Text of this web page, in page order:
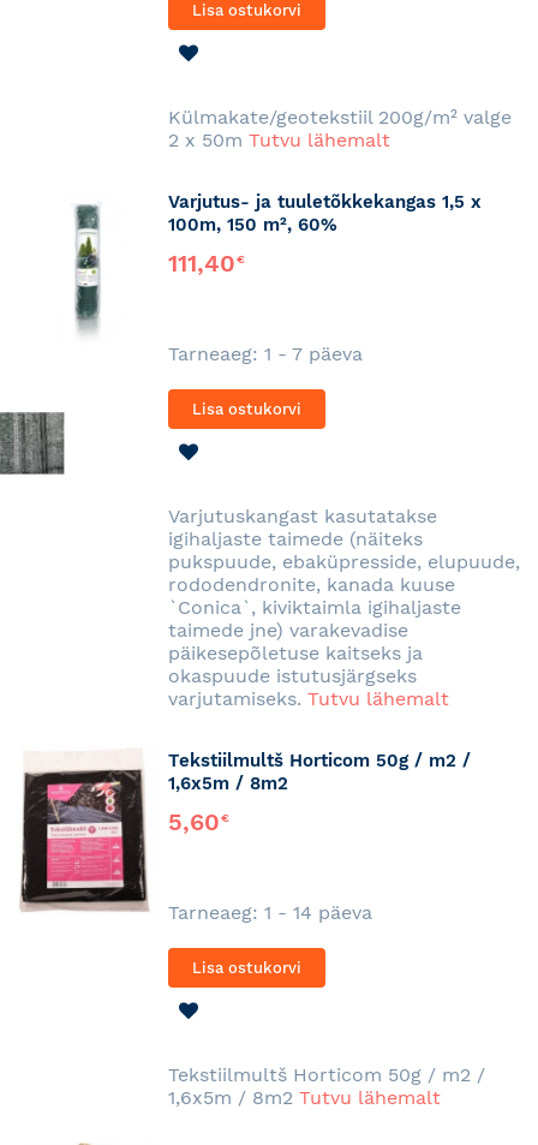
Lisa ostukorvi
Külmakate/geotekstiil 200g/m² valge
2 x 50m Tutvu lähemalt
Varjutus- ja tuuletõkkekangas 1,5 x
100m, 150 m², 60%
111,40€
Tarneaeg: 1 - 7 päeva
Lisa ostukorvi
Varjutuskangast kasutatakse
igihaljaste taimede (näiteks
pukspuude, ebaküpresside, elupuude,
rododendronite, kanada kuuse
`Conica`, kiviktaimla igihaljaste
taimede jne) varakevadise
päikesepõletuse kaitseks ja
okaspuude istutusjärgseks
varjutamiseks. Tutvu lähemalt
Tekstiilmultš Horticom 50g / m2 /
1,6x5m / 8m2
5,60€
Tarneaeg: 1 - 14 päeva
Lisa ostukorvi
Tekstiilmultš Horticom 50g / m2 /
1,6x5m / 8m2 Tutvu lähemalt